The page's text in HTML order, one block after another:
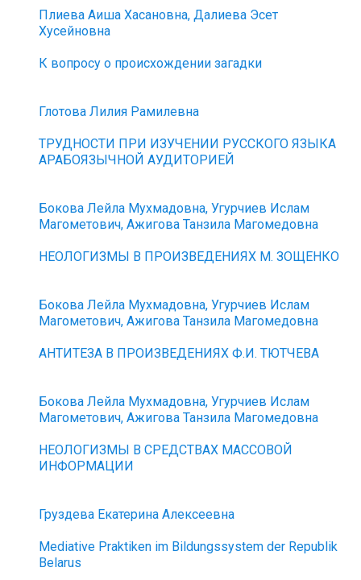
Плиева Аиша Хасановна, Далиева Эсет
Хусейновна
К вопросу о происхождении загадки
Глотова Лилия Рамилевна
ТРУДНОСТИ ПРИ ИЗУЧЕНИИ РУССКОГО ЯЗЫКА
АРАБОЯЗЫЧНОЙ АУДИТОРИЕЙ
Бокова Лейла Мухмадовна, Угурчиев Ислам
Магометович, Ажигова Танзила Магомедовна
НЕОЛОГИЗМЫ В ПРОИЗВЕДЕНИЯХ М. ЗОЩЕНКО
Бокова Лейла Мухмадовна, Угурчиев Ислам
Магометович, Ажигова Танзила Магомедовна
АНТИТЕЗА В ПРОИЗВЕДЕНИЯХ Ф.И. ТЮТЧЕВА
Бокова Лейла Мухмадовна, Угурчиев Ислам
Магометович, Ажигова Танзила Магомедовна
НЕОЛОГИЗМЫ В СРЕДСТВАХ МАССОВОЙ
ИНФОРМАЦИИ
Груздева Екатерина Алексеевна
Mediative Praktiken im Bildungssystem der Republik
Belarus